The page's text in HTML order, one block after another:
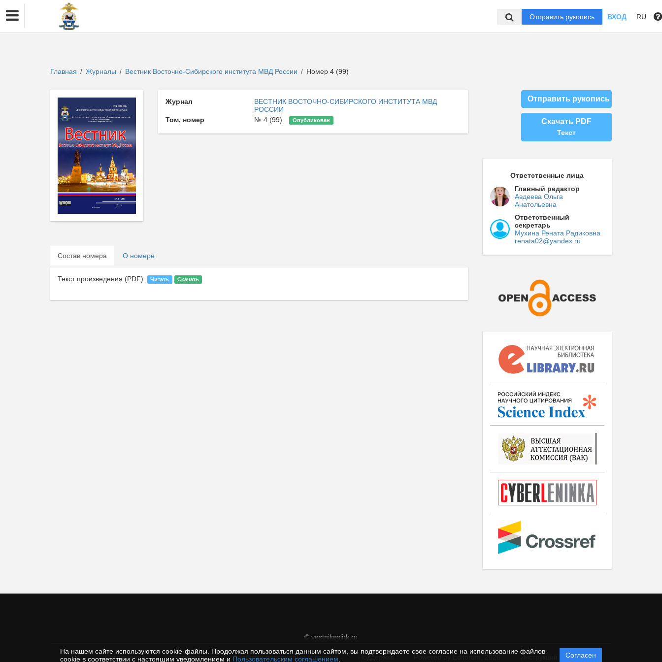
На нашем сайте используются cookie-файлы. Продолжая пользоваться данным сайтом, вы подтверждаете свое согласие на использование файлов
cookie в соответствии с настоящим уведомлением и Пользовательским соглашением Согласен
Отправить рукопись ВХОД RU
Главная / Журналы / Вестник Восточно-Сибирского института МВД России / Номер 4 (99)
Журнал
ВЕСТНИК ВОСТОЧНО-СИБИРСКОГО ИНСТИТУТА МВД
РОССИИ
Том, номер
№ 4 (99) Опубликован
Состав номера О номере
Текст произведения (PDF): Читать Скачать
Отправить рукопись
Скачать PDF
Текст
Ответственные лица
Главный редактор
Авдеева Ольга
Анатольевна
Ответственный
секретарь
Мухина Рената Радиковна
renata02@yandex.ru
© vestnikesiirk.ru
Соглашение Политика защиты и обработки персональных данных Поддержка Инструкции